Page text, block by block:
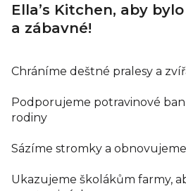
Ella’s Kitchen, aby
a zábavné!
Chráníme deštné pralesy a
Podporujeme potravinové
rodiny
Sázíme stromky a
Ukazujeme školákům farmy,